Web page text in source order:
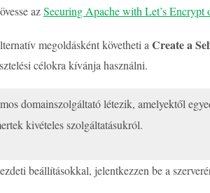
azSecuring Apache with Let’s Encrypt
megoldásként követheti a Create a
célokra kívánja használni.
domainszolgáltató létezik, amelyektől
kivételes szolgáltatásukról.
beállításokkal, jelentkezzen be a